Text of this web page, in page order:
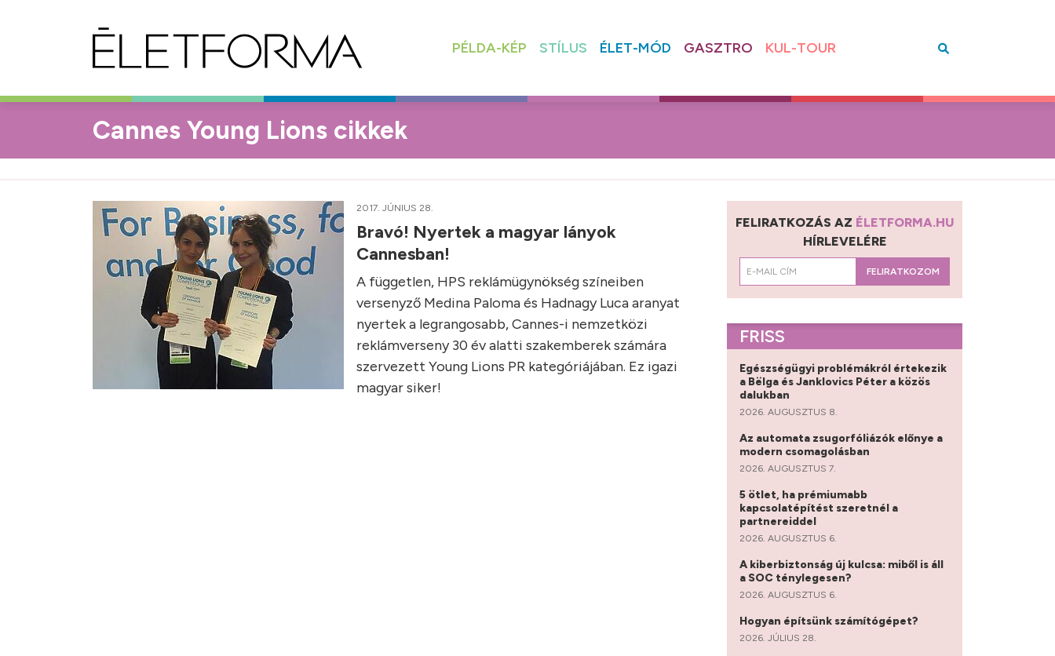
PÉLDA-KÉP STÍLUS ÉLET-MÓD GASZTRO KUL-TOUR
Cannes Young Lions cikkek
2017. JÚNIUS 28.
Bravó! Nyertek a magyar lányok
Cannesban!
A független, HPS reklámügynökség színeiben
versenyző Medina Paloma és Hadnagy Luca aranyat
nyertek a legrangosabb, Cannes-i nemzetközi
reklámverseny 30 év alatti szakemberek számára
szervezett Young Lions PR kategóriájában. Ez igazi
magyar siker!
FELIRATKOZÁS AZ ÉLETFORMA.HU
HÍRLEVELÉRE
FELIRATKOZOM
FRISS
Egészségügyi problémákról értekezik
a Bëlga és Janklovics Péter a közös
dalukban
2026. AUGUSZTUS 8.
Az automata zsugorfóliázók előnye a
modern csomagolásban
2026. AUGUSZTUS 7.
5 ötlet, ha prémiumabb
kapcsolatépítést szeretnél a
partnereiddel
2026. AUGUSZTUS 6.
A kiberbiztonság új kulcsa: miből is áll
a SOC ténylegesen?
2026. AUGUSZTUS 6.
Hogyan építsünk számítógépet?
2026. JÚLIUS 28.